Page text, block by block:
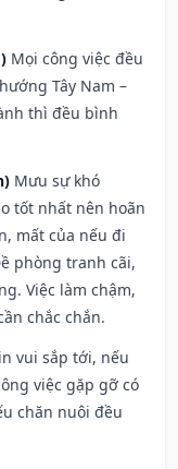
Mọi công việc đều
Tây Nam –
thì đều bình
Mưu sự khó
tốt nhất nên hoãn
mất của nếu đi
phòng tranh cãi,
Việc làm chậm,
chắc chắn.
vui sắp tới, nếu
việc gặp gỡ có
chăn nuôi đều